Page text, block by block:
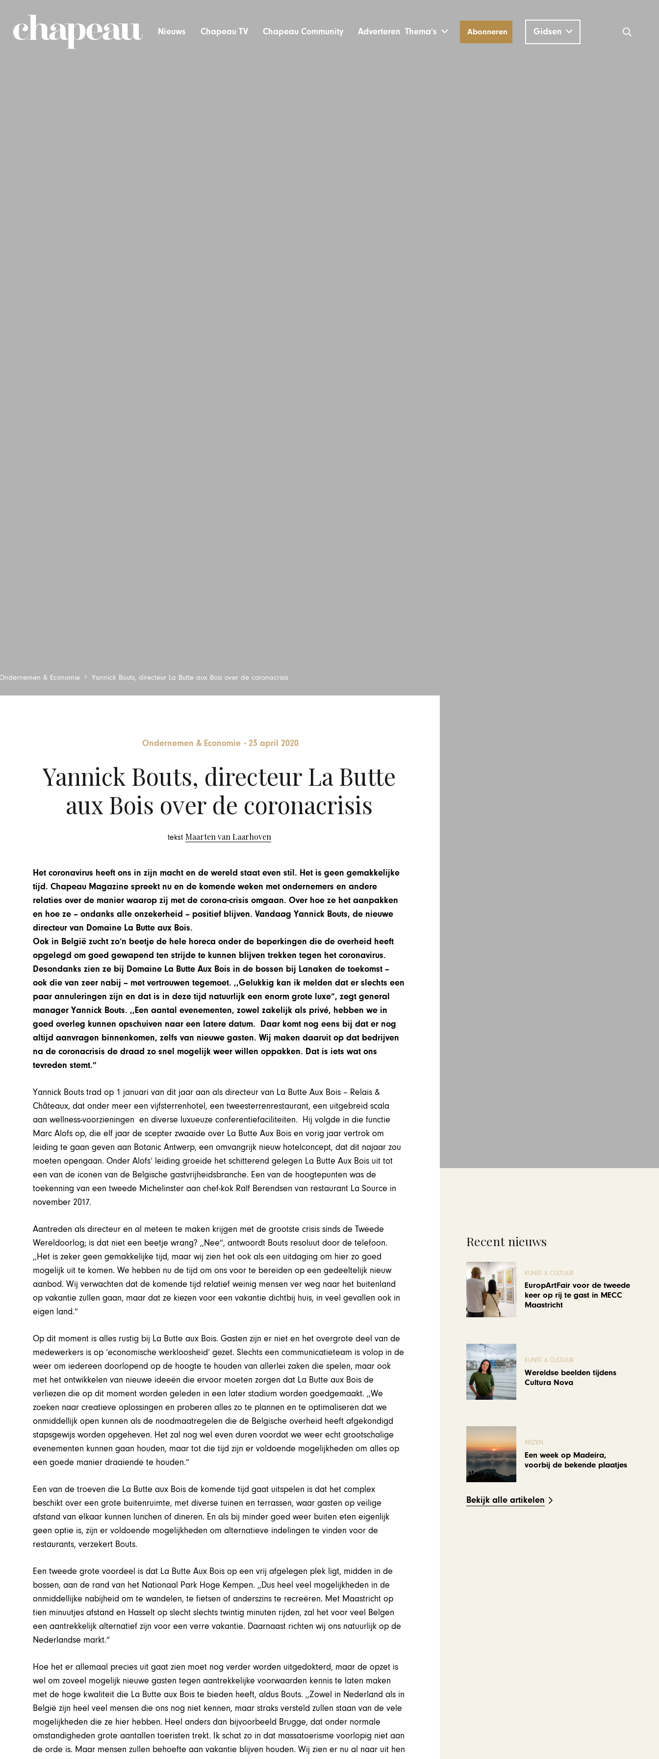
Nieuws Chapeau TV Chapeau Community Adverteren Thema’s Abonneren Gidsen
& Economie Yannick Bouts, directeur La Butte aux Bois over de coronacrisis
Ondernemen & Economie -23 april 2020
Yannick Bouts, directeur La Butte
aux Bois over de coronacrisis
tekst Maarten van Laarhoven
Het coronavirus heeft ons in zijn macht en de wereld staat even stil. Het is geen gemakkelijke
tijd. Chapeau Magazine spreekt nu en de komende weken met ondernemers en andere
relaties over de manier waarop zij met de corona-crisis omgaan. Over hoe ze het aanpakken
en hoe ze – ondanks alle onzekerheid – positief blijven. Vandaag Yannick Bouts, de nieuwe
directeur van Domaine La Butte aux Bois.
Ook in België zucht zo’n beetje de hele horeca onder de beperkingen die de overheid heeft
opgelegd om goed gewapend ten strijde te kunnen blijven trekken tegen het coronavirus.
Desondanks zien ze bij Domaine La Butte Aux Bois in de bossen bij Lanaken de toekomst –
ook die van zeer nabij – met vertrouwen tegemoet. ,,Gelukkig kan ik melden dat er slechts een
paar annuleringen zijn en dat is in deze tijd natuurlijk een enorm grote luxe”, zegt general
manager Yannick Bouts. ,,Een aantal evenementen, zowel zakelijk als privé, hebben we in
goed overleg kunnen opschuiven naar een latere datum. Daar komt nog eens bij dat er nog
altijd aanvragen binnenkomen, zelfs van nieuwe gasten. Wij maken daaruit op dat bedrijven
na de coronacrisis de draad zo snel mogelijk weer willen oppakken. Dat is iets wat ons
tevreden stemt.”
Yannick Bouts trad op 1 januari van dit jaar aan als directeur van La Butte Aux Bois – Relais &
Châteaux, dat onder meer een vijfsterrenhotel, een tweesterrenrestaurant, een uitgebreid scala
aan wellness-voorzieningen en diverse luxueuze conferentiefaciliteiten. Hij volgde in die functie
Marc Alofs op, die elf jaar de scepter zwaaide over La Butte Aux Bois en vorig jaar vertrok om
leiding te gaan geven aan Botanic Antwerp, een omvangrijk nieuw hotelconcept, dat dit najaar zou
moeten opengaan. Onder Alofs’ leiding groeide het schitterend gelegen La Butte Aux Bois uit tot
een van de iconen van de Belgische gastvrijheidsbranche. Een van de hoogtepunten was de
toekenning van een tweede Michelinster aan chef-kok Ralf Berendsen van restaurant La Source in
november 2017.
Aantreden als directeur en al meteen te maken krijgen met de grootste crisis sinds de Tweede
Wereldoorlog; is dat niet een beetje wrang? ,,Nee”, antwoordt Bouts resoluut door de telefoon.
,,Het is zeker geen gemakkelijke tijd, maar wij zien het ook als een uitdaging om hier zo goed
mogelijk uit te komen. We hebben nu de tijd om ons voor te bereiden op een gedeeltelijk nieuw
aanbod. Wij verwachten dat de komende tijd relatief weinig mensen ver weg naar het buitenland
op vakantie zullen gaan, maar dat ze kiezen voor een vakantie dichtbij huis, in veel gevallen ook in
eigen land.”
Op dit moment is alles rustig bij La Butte aux Bois. Gasten zijn er niet en het overgrote deel van de
medewerkers is op ‘economische werkloosheid’ gezet. Slechts een communicatieteam is volop in de
weer om iedereen doorlopend op de hoogte te houden van allerlei zaken die spelen, maar ook
met het ontwikkelen van nieuwe ideeën die ervoor moeten zorgen dat La Butte aux Bois de
verliezen die op dit moment worden geleden in een later stadium worden goedgemaakt. ,,We
zoeken naar creatieve oplossingen en proberen alles zo te plannen en te optimaliseren dat we
onmiddellijk open kunnen als de noodmaatregelen die de Belgische overheid heeft afgekondigd
stapsgewijs worden opgeheven. Het zal nog wel even duren voordat we weer echt grootschalige
evenementen kunnen gaan houden, maar tot die tijd zijn er voldoende mogelijkheden om alles op
een goede manier draaiende te houden.”
Een van de troeven die La Butte aux Bois de komende tijd gaat uitspelen is dat het complex
beschikt over een grote buitenruimte, met diverse tuinen en terrassen, waar gasten op veilige
afstand van elkaar kunnen lunchen of dineren. En als bij minder goed weer buiten eten eigenlijk
geen optie is, zijn er voldoende mogelijkheden om alternatieve indelingen te vinden voor de
restaurants, verzekert Bouts.
Een tweede grote voordeel is dat La Butte Aux Bois op een vrij afgelegen plek ligt, midden in de
bossen, aan de rand van het Nationaal Park Hoge Kempen. ,,Dus heel veel mogelijkheden in de
onmiddellijke nabijheid om te wandelen, te fietsen of anderszins te recreëren. Met Maastricht op
tien minuutjes afstand en Hasselt op slecht slechts twintig minuten rijden, zal het voor veel Belgen
een aantrekkelijk alternatief zijn voor een verre vakantie. Daarnaast richten wij ons natuurlijk op de
Nederlandse markt.”
Hoe het er allemaal precies uit gaat zien moet nog verder worden uitgedokterd, maar de opzet is
wel om zoveel mogelijk nieuwe gasten tegen aantrekkelijke voorwaarden kennis te laten maken
met de hoge kwaliteit die La Butte aux Bois te bieden heeft, aldus Bouts. ,,Zowel in Nederland als in
België zijn heel veel mensen die ons nog niet kennen, maar straks versteld zullen staan van de vele
mogelijkheden die ze hier hebben. Heel anders dan bijvoorbeeld Brugge, dat onder normale
omstandigheden grote aantallen toeristen trekt. Ik schat zo in dat massatoerisme voorlopig niet aan
de orde is. Maar mensen zullen behoefte aan vakantie blijven houden. Wij zien er nu al naar uit hen
Recent nieuws
KUNST & CULTUUR
EuropArtFair voor de tweede
keer op rij te gast in MECC
Maastricht
KUNST & CULTUUR
Wereldse beelden tijdens
Cultura Nova
REIZEN
Een week op Madeira,
voorbij de bekende plaatjes
Bekijk alle artikelen